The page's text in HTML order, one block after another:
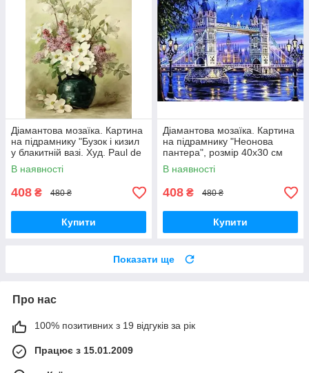
Діамантова мозаїка. Картина
на підрамнику "Бузок і кизил
у блакитній вазі. Худ. Paul de
Longpre", розмір 40х30 см
В наявності
408 ₴ 480 ₴
Купити
Діамантова мозаїка. Картина
на підрамнику "Неонова
пантера", розмір 40х30 см
В наявності
408 ₴ 480 ₴
Купити
Показати ще
Про нас
100% позитивних з 19 відгуків за рік
Працює з 15.01.2009